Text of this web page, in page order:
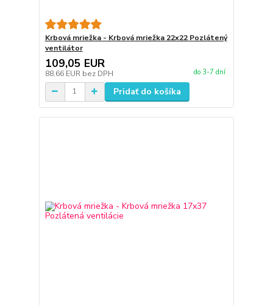
Krbová mriežka - Krbová mriežka 22x22 Pozlátený
ventilátor
109,05 EUR
88,66 EUR bez DPH do 3-7 dní
Pridať do košíka